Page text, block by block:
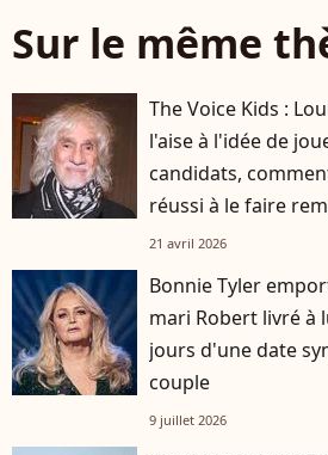
Sur le même
The Voice Kids :
l'aise à l'idée de
candidats,
réussi à le faire
21 avril 2026
Bonnie Tyler
mari Robert livré à
jours d'une date
couple
9 juillet 2026